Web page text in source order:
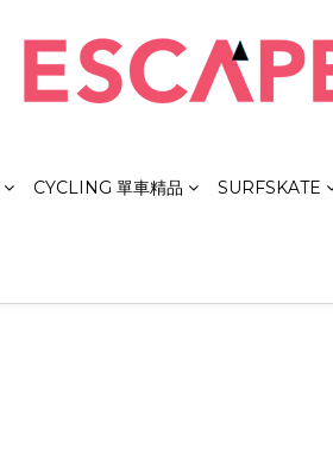
CYCLING 單車精品 SURFSKATE